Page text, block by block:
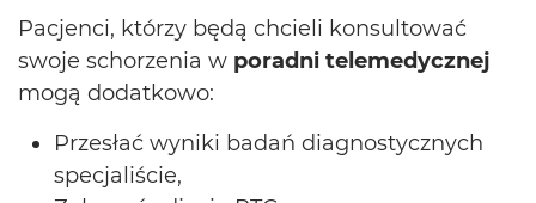
Pacjenci, którzy będą chcieli konsultować
swoje schorzenia w poradni telemedycznej
mogą dodatkowo:
Przesłać wyniki badań diagnostycznych
specjaliście,